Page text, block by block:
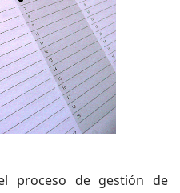
proceso de gestión de